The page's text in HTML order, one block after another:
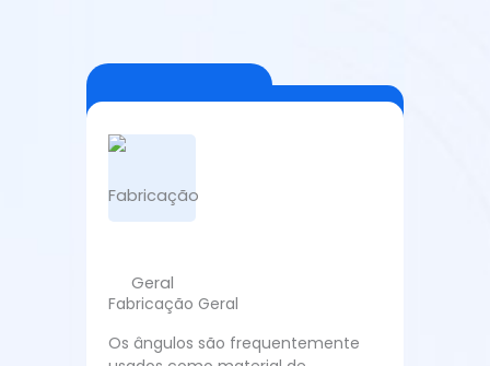
Fabricação Geral
Os ângulos são frequentemente